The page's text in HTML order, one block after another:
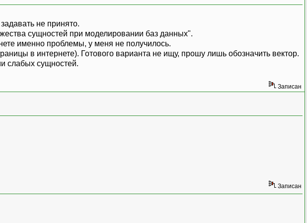
не принято.
сущностей при моделировании баз данных".
именно проблемы, у меня не получилось.
в интернете). Готового варианта не ищу, прошу лишь обозначить вектор.
слабых сущностей.
Записан
Записан